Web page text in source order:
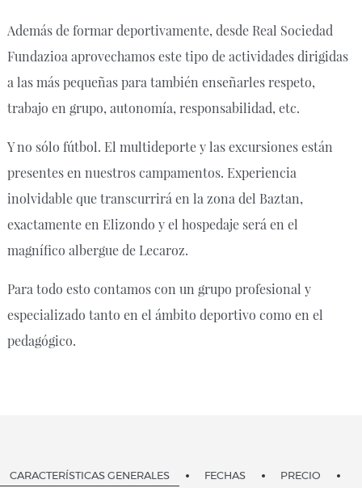
Además de formar deportivamente, desde Real Sociedad
Fundazioa aprovechamos este tipo de actividades dirigidas
a las más pequeñas para también enseñarles respeto,
trabajo en grupo, autonomía, responsabilidad, etc.
Y no sólo fútbol. El multideporte y las excursiones están
presentes en nuestros campamentos. Experiencia
inolvidable que transcurrirá en la zona del Baztan,
exactamente en Elizondo y el hospedaje será en el
magnífico albergue de Lecaroz.
Para todo esto contamos con un grupo profesional y
especializado tanto en el ámbito deportivo como en el
pedagógico.
CARACTERÍSTICAS GENERALES FECHAS PRECIO